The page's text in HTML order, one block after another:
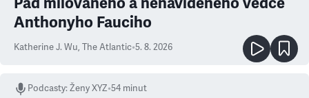
Anthonyho Fauciho
Katherine J. Wu, The Atlantic•5. 8. 2026
Podcasty:Ženy XYZ•54 minut